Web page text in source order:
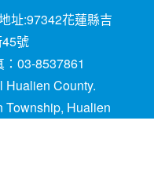
址:97342花蓮縣吉
號
03-8537861
Hualien County.
Township, Hualien